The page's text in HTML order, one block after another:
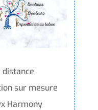
distance
sur mesure
Harmony